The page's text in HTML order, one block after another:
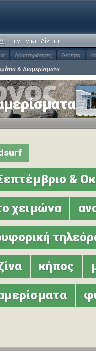
Δραστηριότητες Ακίνητα
& Διαμερίσματα
&
χειμώνα
κήπος